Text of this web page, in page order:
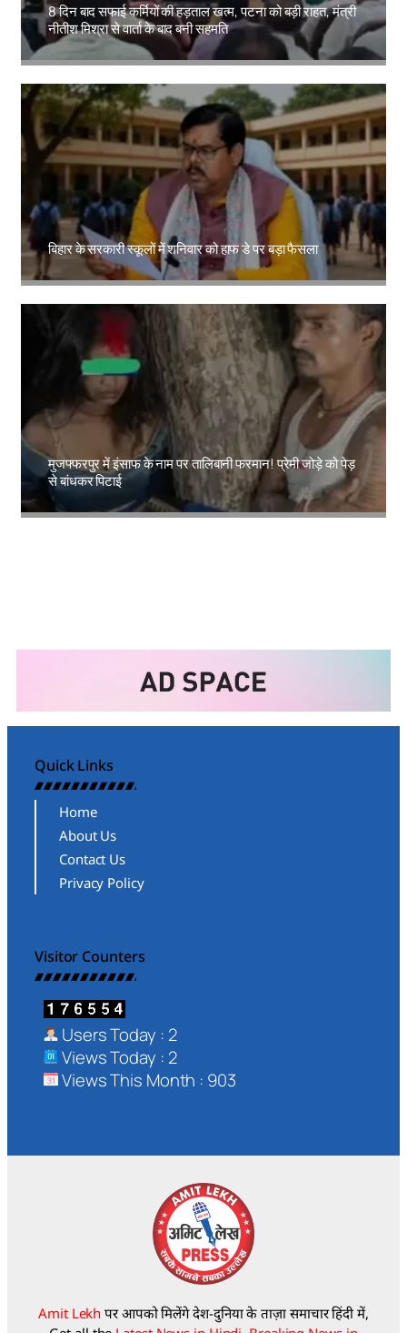
8 दिन बाद सफाई कर्मियों की हड़ताल खत्म, पटना को बड़ी राहत, मंत्री
नीतीश मिश्रा से वार्ता के बाद बनी सहमति
बिहार के सरकारी स्कूलों में शनिवार को हाफ डे पर बड़ा फैसला
Amit Lekh
मुजफ्फरपुर में इंसाफ के नाम पर तालिबानी फरमान! प्रेमी जोड़े को पेड़
से बांधकर पिटाई
Amit Lekh
Quick Links
Home
About Us
Contact Us
Privacy Policy
Visitor Counters
Users Today : 2
Views Today : 2
Views This Month : 903
Amit Lekh पर आपको मिलेंगे देश-दुनिया के ताज़ा समाचार हिंदी में,